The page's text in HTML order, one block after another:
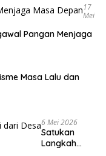
17
Mei
Pangan Menjaga
Masa Lalu dan
6 Mei 2026
Satukan
Langkah